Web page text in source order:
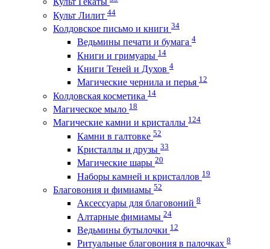
Культ Лилит 44
Колдовское письмо и книги 34
Ведьмины печати и бумага 4
Книги и гримуары 14
Книги Теней и Духов 4
Магические чернила и перья 12
Колдовская косметика 14
Магическое мыло 18
Магические камни и кристаллы 124
Камни в галтовке 52
Кристаллы и друзы 33
Магические шары 20
Наборы камней и кристаллов 19
Благовония и фимиамы 52
Аксессуары для благовоний 8
Алтарные фимиамы 24
Ведьмины бутылочки 12
Ритуальные благовония в палочках 8